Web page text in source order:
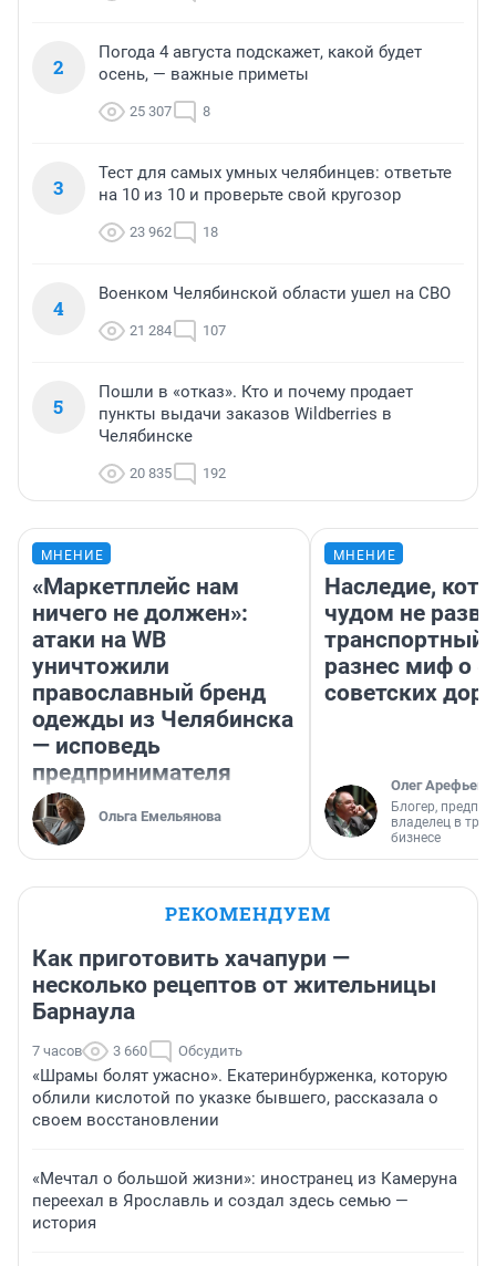
2
Погода 4 августа подскажет, какой будет
осень, — важные приметы
25 307 8
3
Тест для самых умных челябинцев: ответьте
на 10 из 10 и проверьте свой кругозор
23 962 18
4
Военком Челябинской области ушел на СВО
21 284 107
5
Пошли в «отказ». Кто и почему продает
пункты выдачи заказов Wildberries в
Челябинске
20 835 192
МНЕНИЕ
«Маркетплейс нам
ничего не должен»:
атаки на WB
уничтожили
православный бренд
одежды из Челябинска
— исповедь
предпринимателя
Ольга Емельянова
МНЕНИЕ
Наследие,
чудом не
транспортный
разнес миф о
советских
Олег Арефьев
Блогер,
владелец в
бизнесе
РЕКОМЕНДУЕМ
Как приготовить хачапури —
несколько рецептов от жительницы
Барнаула
7 часов 3 660 Обсудить
«Шрамы болят ужасно». Екатеринбурженка, которую
облили кислотой по указке бывшего, рассказала о
своем восстановлении
«Мечтал о большой жизни»: иностранец из Камеруна
переехал в Ярославль и создал здесь семью —
история